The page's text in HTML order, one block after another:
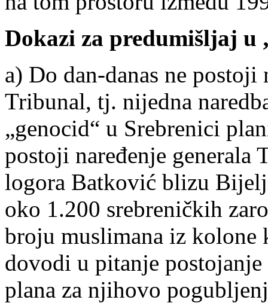
Dokazi za predumišljaj u
a) Do dan-danas ne
Tribunal, tj. nijedna
„genocid“ u Srebrenici
postoji naređenje
logora Batković blizu
oko 1.200 srebreničkih
broju muslimana iz
dovodi u pitanje
plana za njihovo